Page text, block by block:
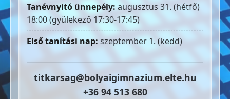
Tanévnyitó ünnepély: augusztus 31. (hétfő)
18:00 (gyülekező 17:30-17:45)
Első tanítási nap: szeptember 1. (kedd)
titkarsag@bolyaigimnazium.elte.hu
+36 94 513 680